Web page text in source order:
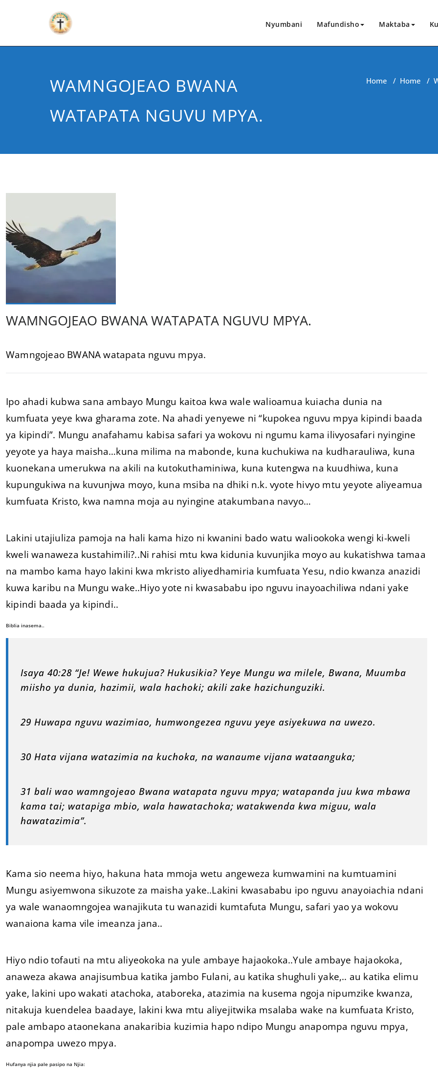
Nyumbani Mafundisho Maktaba
WAMNGOJEAO BWANA
WATAPATA NGUVU MPYA.
Home / Home /
WAMNGOJEAO BWANA WATAPATA NGUVU MPYA.
Wamngojeao BWANA watapata nguvu mpya.
Ipo ahadi kubwa sana ambayo Mungu kaitoa kwa wale walioamua kuiacha dunia na
kumfuata yeye kwa gharama zote. Na ahadi yenyewe ni “kupokea nguvu mpya kipindi baada
ya kipindi”. Mungu anafahamu kabisa safari ya wokovu ni ngumu kama ilivyosafari nyingine
yeyote ya haya maisha…kuna milima na mabonde, kuna kuchukiwa na kudharauliwa, kuna
kuonekana umerukwa na akili na kutokuthaminiwa, kuna kutengwa na kuudhiwa, kuna
kupungukiwa na kuvunjwa moyo, kuna msiba na dhiki n.k. vyote hivyo mtu yeyote aliyeamua
kumfuata Kristo, kwa namna moja au nyingine atakumbana navyo…
Lakini utajiuliza pamoja na hali kama hizo ni kwanini bado watu waliookoka wengi ki-kweli
kweli wanaweza kustahimili?..Ni rahisi mtu kwa kidunia kuvunjika moyo au kukatishwa tamaa
na mambo kama hayo lakini kwa mkristo aliyedhamiria kumfuata Yesu, ndio kwanza anazidi
kuwa karibu na Mungu wake..Hiyo yote ni kwasababu ipo nguvu inayoachiliwa ndani yake
kipindi baada ya kipindi..
Biblia inasema..
Isaya 40:28 “Je! Wewe hukujua? Hukusikia? Yeye Mungu wa milele, Bwana, Muumba
miisho ya dunia, hazimii, wala hachoki; akili zake hazichunguziki.
29 Huwapa nguvu wazimiao, humwongezea nguvu yeye asiyekuwa na uwezo.
30 Hata vijana watazimia na kuchoka, na wanaume vijana wataanguka;
31 bali wao wamngojeao Bwana watapata nguvu mpya; watapanda juu kwa mbawa
kama tai; watapiga mbio, wala hawatachoka; watakwenda kwa miguu, wala
hawatazimia”.
Kama sio neema hiyo, hakuna hata mmoja wetu angeweza kumwamini na kumtuamini
Mungu asiyemwona sikuzote za maisha yake..Lakini kwasababu ipo nguvu anayoiachia ndani
ya wale wanaomngojea wanajikuta tu wanazidi kumtafuta Mungu, safari yao ya wokovu
wanaiona kama vile imeanza jana..
Hiyo ndio tofauti na mtu aliyeokoka na yule ambaye hajaokoka..Yule ambaye hajaokoka,
anaweza akawa anajisumbua katika jambo Fulani, au katika shughuli yake,.. au katika elimu
yake, lakini upo wakati atachoka, ataboreka, atazimia na kusema ngoja nipumzike kwanza,
nitakuja kuendelea baadaye, lakini kwa mtu aliyejitwika msalaba wake na kumfuata Kristo,
pale ambapo ataonekana anakaribia kuzimia hapo ndipo Mungu anapompa nguvu mpya,
anapompa uwezo mpya.
Hufanya njia pale pasipo na Njia:
CHANGIA HAPA